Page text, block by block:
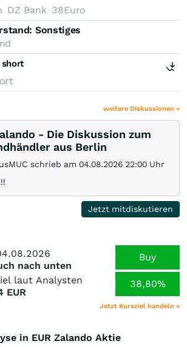
DZ Bank 38Euro
Sonstiges
short
weitere Diskussionen »
- Die Diskussion zum
aus Berlin
schrieb am 04.08.2026 22:00 Uhr
Jetzt mitdiskutieren
nach unten
Buy
laut Analysten
EUR
38,80%
Jetzt Kursziel handeln »
in EUR Zalando Aktie